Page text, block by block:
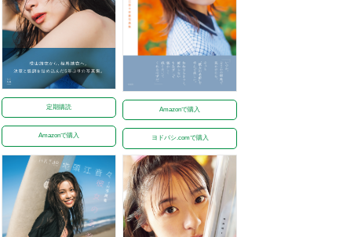
定期購読
Amazonで購入
Amazonで購入
ヨドバシ.comで購入